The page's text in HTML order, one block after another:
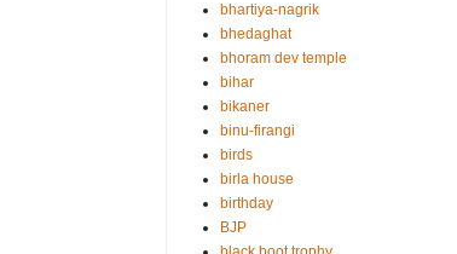
bhartiya-nagrik
bhedaghat
bhoram dev temple
bihar
bikaner
binu-firangi
birds
birla house
birthday
BJP